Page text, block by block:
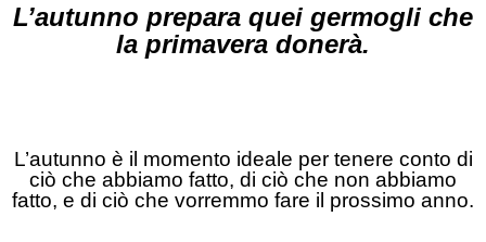
L’autunno prepara quei germogli che
la primavera donerà.
L’autunno è il momento ideale per tenere conto di
ciò che abbiamo fatto, di ciò che non abbiamo
fatto, e di ciò che vorremmo fare il prossimo anno.